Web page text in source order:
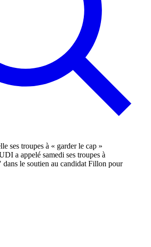
a appelé samedi ses troupes à
dans le soutien au candidat Fillon pour